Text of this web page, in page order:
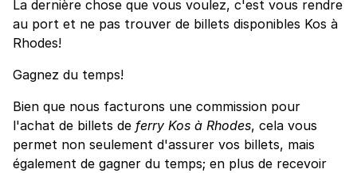
La dernière chose que vous voulez, c'est vous rendre
au port et ne pas trouver de billets disponibles Kos à
Rhodes!
Gagnez du temps!
Bien que nous facturons une commission pour
l'achat de billets de ferry Kos à Rhodes, cela vous
permet non seulement d'assurer vos billets, mais
également de gagner du temps; en plus de recevoir